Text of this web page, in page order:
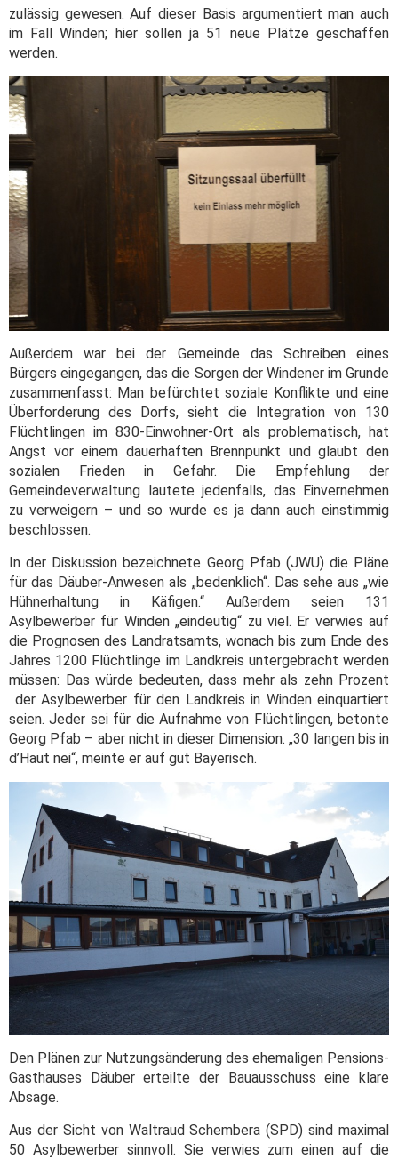
zulässig gewesen. Auf dieser Basis argumentiert man auch
im Fall Winden; hier sollen ja 51 neue Plätze geschaffen
werden.
Außerdem war bei der Gemeinde das Schreiben eines
Bürgers eingegangen, das die Sorgen der Windener im Grunde
zusammenfasst: Man befürchtet soziale Konflikte und eine
Überforderung des Dorfs, sieht die Integration von 130
Flüchtlingen im 830-Einwohner-Ort als problematisch, hat
Angst vor einem dauerhaften Brennpunkt und glaubt den
sozialen Frieden in Gefahr. Die Empfehlung der
Gemeindeverwaltung lautete jedenfalls, das Einvernehmen
zu verweigern – und so wurde es ja dann auch einstimmig
beschlossen.
In der Diskussion bezeichnete Georg Pfab (JWU) die Pläne
für das Däuber-Anwesen als „bedenklich“. Das sehe aus „wie
Hühnerhaltung in Käfigen.“ Außerdem seien 131
Asylbewerber für Winden „eindeutig“ zu viel. Er verwies auf
die Prognosen des Landratsamts, wonach bis zum Ende des
Jahres 1200 Flüchtlinge im Landkreis untergebracht werden
müssen: Das würde bedeuten, dass mehr als zehn Prozent
der Asylbewerber für den Landkreis in Winden einquartiert
seien. Jeder sei für die Aufnahme von Flüchtlingen, betonte
Georg Pfab – aber nicht in dieser Dimension. „30 langen bis in
d’Haut nei“, meinte er auf gut Bayerisch.
Den Plänen zur Nutzungsänderung des ehemaligen Pensions-
Gasthauses Däuber erteilte der Bauausschuss eine klare
Absage.
Aus der Sicht von Waltraud Schembera (SPD) sind maximal
50 Asylbewerber sinnvoll. Sie verwies zum einen auf die